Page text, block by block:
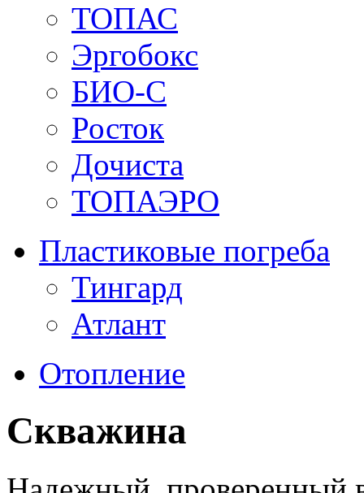
ТОПАС
Эргобокс
БИО-С
Росток
Дочиста
ТОПАЭРО
Пластиковые погреба
Тингард
Атлант
Отопление
Скважина